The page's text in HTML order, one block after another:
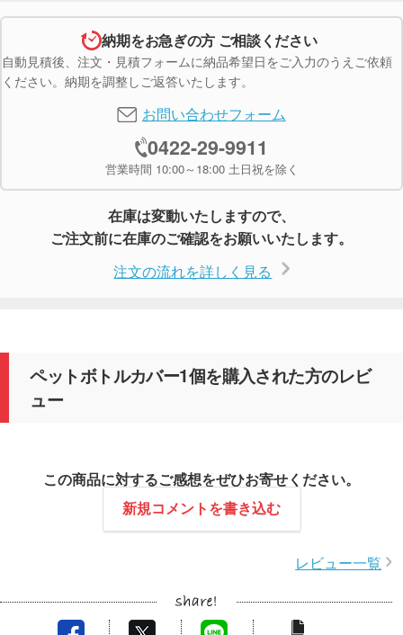
納期をお急ぎの方 ご相談ください
自動見積後、注文・見積フォームに納品希望日をご入力のうえご依頼
ください。納期を調整しご返答いたします。
お問い合わせフォーム
0422-29-9911
営業時間 10:00～18:00 土日祝を除く
在庫は変動いたしますので、
ご注文前に在庫のご確認をお願いいたします。
注文の流れを詳しく見る
ペットボトルカバー1個を購入された方のレビ
ュー
この商品に対するご感想をぜひお寄せください。
新規コメントを書き込む
レビュー一覧